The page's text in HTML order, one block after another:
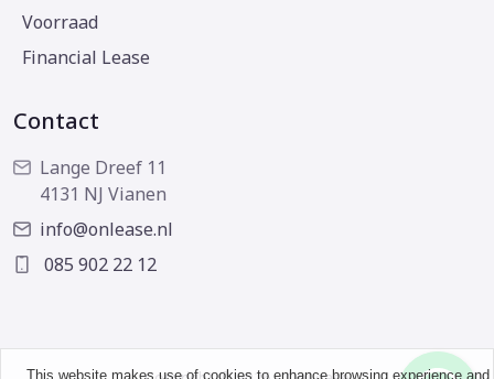
Voorraad
Financial Lease
Contact
Lange Dreef 11
4131 NJ Vianen
info@onlease.nl
085 902 22 12
This website makes use of cookies to enhance browsing experience and